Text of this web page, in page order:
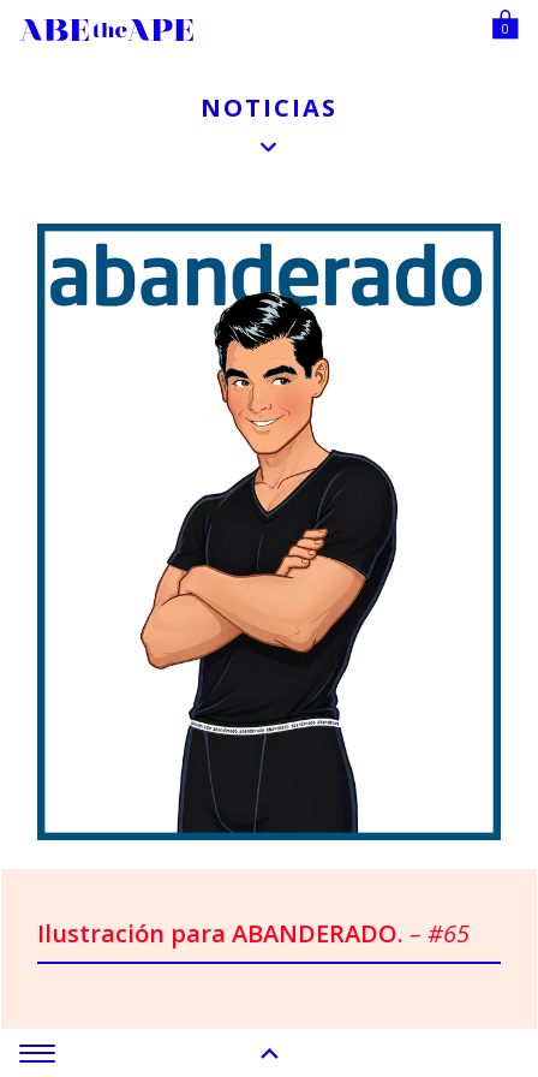
0
NOTICIAS
Ilustración para ABANDERADO. – #65